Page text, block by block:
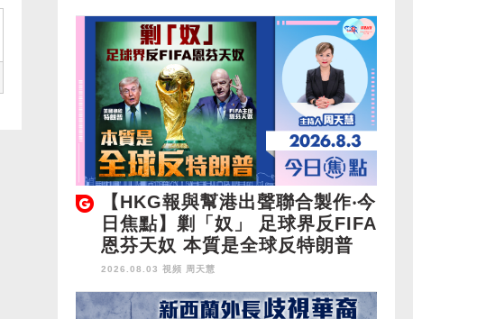
【HKG報與幫港出聲聯合製作‧今
日焦點】剿「奴」 足球界反FIFA
恩芬天奴 本質是全球反特朗普
2026.08.03 視頻 周天慧